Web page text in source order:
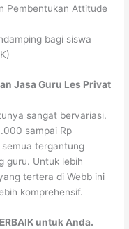
Pembentukan Attitude
bagi siswa
Jasa Guru Les Privat
sangat bervariasi.
sampai Rp
tergantung
guru. Untuk lebih
tertera di Webb ini
komprehensif.
untuk Anda.